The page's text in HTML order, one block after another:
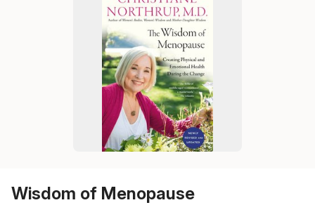
Wisdom of Menopause